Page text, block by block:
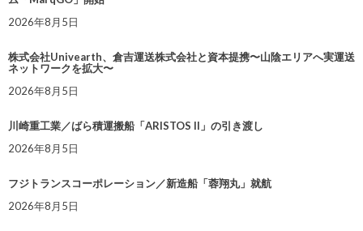
2026年8月5日
株式会社Univearth、倉吉運送株式会社と資本提携〜山陰エリアへ実運送
ネットワークを拡大〜
2026年8月5日
川崎重工業／ばら積運搬船「ARISTOS II」の引き渡し
2026年8月5日
フジトランスコーポレーション／新造船「蓉翔丸」就航
2026年8月5日